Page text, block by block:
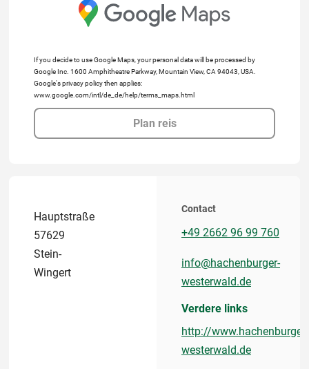
If you decide to use Google Maps, your personal data will be processed by
Google Inc. 1600 Amphitheatre Parkway, Mountain View, CA 94043, USA.
Google's privacy policy then applies:
www.google.com/intl/de_de/help/terms_maps.html
Plan reis
Hauptstraße
57629
Stein-
Wingert
Contact
+49 2662 96 99 760
info@hachenburger-
westerwald.de
Verdere links
http://www.hachenburger-
westerwald.de